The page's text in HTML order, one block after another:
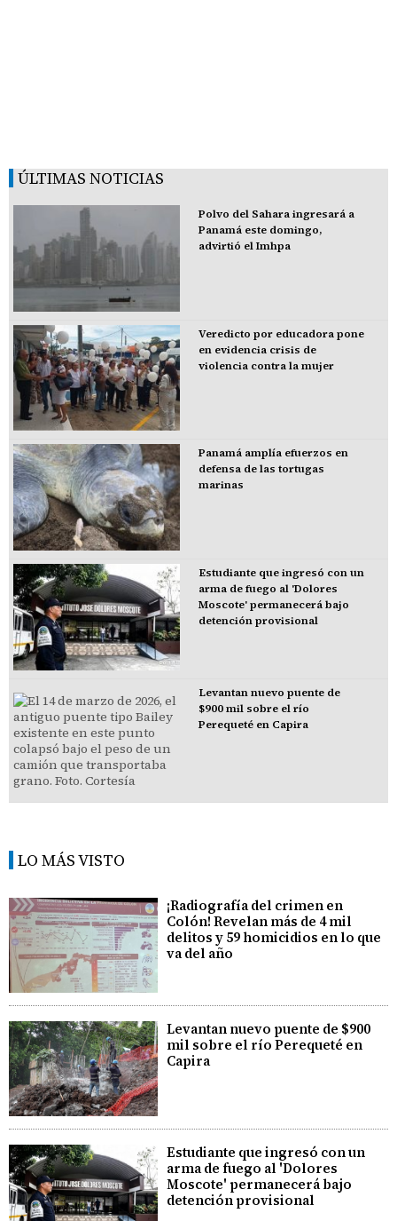
ÚLTIMAS NOTICIAS
Polvo del Sahara ingresará a
Panamá este domingo,
advirtió el Imhpa
Veredicto por educadora pone
en evidencia crisis de
violencia contra la mujer
Panamá amplía efuerzos en
defensa de las tortugas
marinas
Estudiante que ingresó con un
arma de fuego al 'Dolores
Moscote' permanecerá bajo
detención provisional
Levantan nuevo puente de
$900 mil sobre el río
Perequeté en Capira
LO MÁS VISTO
¡Radiografía del crimen en
Colón! Revelan más de 4 mil
delitos y 59 homicidios en lo que
va del año
Levantan nuevo puente de $900
mil sobre el río Perequeté en
Capira
Estudiante que ingresó con un
arma de fuego al 'Dolores
Moscote' permanecerá bajo
detención provisional